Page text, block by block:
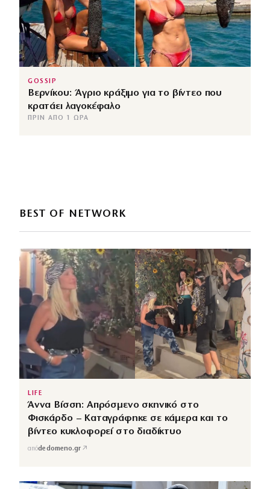
GOSSIP
Βερνίκου: Άγριο κράξιμο για το βίντεο που
κρατάει λαγοκέφαλο
ΠΡΙΝ ΑΠΌ 1 ΏΡΑ
BEST OF NETWORK
LIFE
Άννα Βίσση: Απρόσμενο σκηνικό στο
Φισκάρδο – Καταγράφηκε σε κάμερα και το
βίντεο κυκλοφορεί στο διαδίκτυο
απόdedomeno.gr ↗